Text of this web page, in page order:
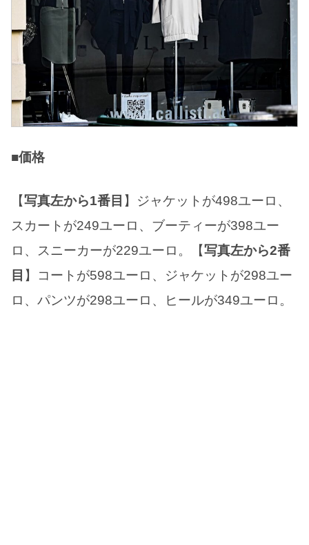
■価格
【写真左から1番目 】ジャケットが498ユーロ、
スカートが249ユーロ、ブーティーが398ユー
ロ、スニーカーが229ユーロ。【写真左から2番
目 】コートが598ユーロ、ジャケットが298ユー
ロ、パンツが298ユーロ、ヒールが349ユーロ。